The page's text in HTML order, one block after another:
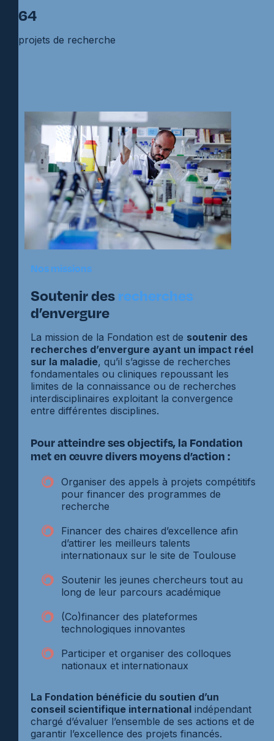
64
projets de recherche
Nos missions
Soutenir desrecherches
d’envergure
La mission de la Fondation est de soutenir des
recherches d’envergure ayant un impact réel
sur la maladie, qu’il s’agisse de recherches
fondamentales ou cliniques repoussant les
limites de la connaissance ou de recherches
interdisciplinaires exploitant la convergence
entre différentes disciplines.
Pour atteindre ses objectifs, la Fondation
met en œuvre divers moyens d’action :
Organiser des appels à projets compétitifs
pour financer des programmes de
recherche
Financer des chaires d’excellence afin
d’attirer les meilleurs talents
internationaux sur le site de Toulouse
Soutenir les jeunes chercheurs tout au
long de leur parcours académique
(Co)financer des plateformes
technologiques innovantes
Participer et organiser des colloques
nationaux et internationaux
La Fondation bénéficie du soutien d’un
conseil scientifique international indépendant
chargé d’évaluer l’ensemble de ses actions et de
garantir l’excellence des projets financés.